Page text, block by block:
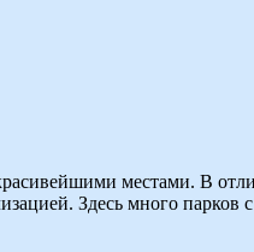
местами. В
Здесь много